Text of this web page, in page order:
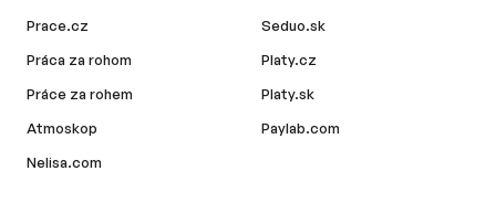
Prace.cz
Práca za rohom
Práce za rohem
Atmoskop
Nelisa.com
Seduo.sk
Platy.cz
Platy.sk
Paylab.com